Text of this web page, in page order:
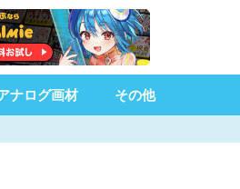
ナログ画材 その他